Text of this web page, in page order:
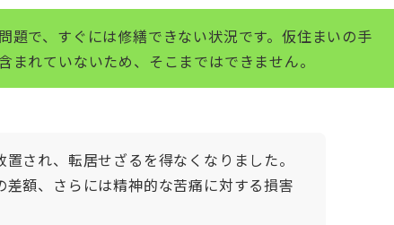
題で、すぐには修繕できない状況です。仮住まいの手
まれていないため、そこまではできません。
され、転居せざるを得なくなりました。
額、さらには精神的な苦痛に対する損害